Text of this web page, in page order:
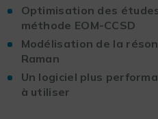
Optimisation des
méthode EOM-CCSD
Modélisation de la
Raman
Un logiciel plus
à utiliser